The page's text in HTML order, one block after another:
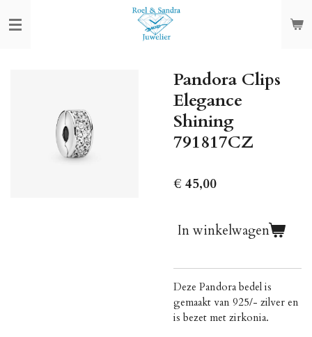
direct
Pandora Clips
Elegance
Shining
791817CZ
€ 45,00
In winkelwagen
Deze Pandora bedel is
gemaakt van 925/- zilver en
is bezet met zirkonia.